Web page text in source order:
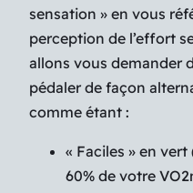
sensation » en vous
perception de l’effort
allons vous demander
pédaler de façon
comme étant :
« Faciles » en
60% de votre